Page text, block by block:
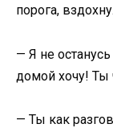
порога,
— Я не
домой хочу! Ты
— Ты как